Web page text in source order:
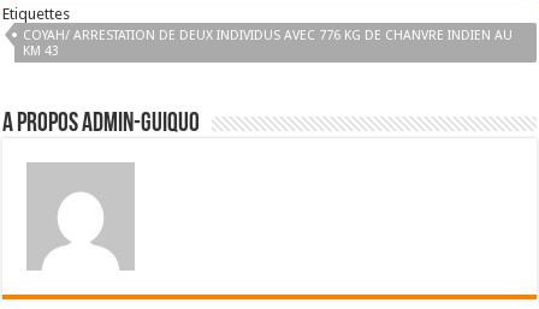
Etiquettes
COYAH/ ARRESTATION DE DEUX INDIVIDUS AVEC 776 KG DE CHANVRE INDIEN AU
KM 43
A propos admin-guiquo